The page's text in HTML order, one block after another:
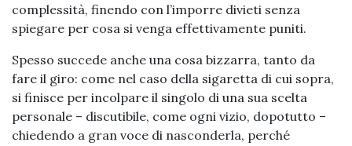
complessità, finendo con l’imporre divieti senza
spiegare per cosa si venga effettivamente puniti.
Spesso succede anche una cosa bizzarra, tanto da
fare il giro: come nel caso della sigaretta di cui sopra,
si finisce per incolpare il singolo di una sua scelta
personale – discutibile, come ogni vizio, dopotutto –
chiedendo a gran voce di nasconderla, perché